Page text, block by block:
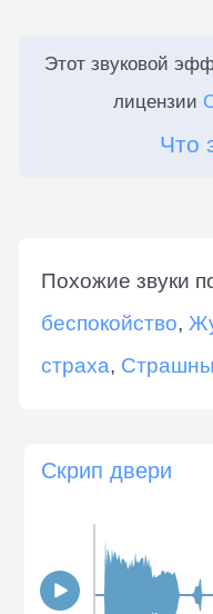
Этот звуковой
лицензии
Что
Похожие звуки
беспокойство,
страха,
Скрип двери